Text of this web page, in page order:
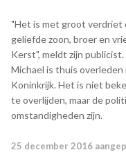
"Het is met groot verdriet
geliefde zoon, broer en
Kerst", meldt zijn publicist.
Michael is thuis
Koninkrijk. Het is niet
te overlijden, maar de
omstandigheden zijn.
25 december 2016